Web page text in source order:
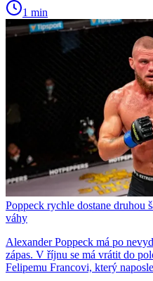
1 min
Poppeck rychle dostane druhou
váhy
Alexander Poppeck má po
zápas. V říjnu se má vrátit do
Felipemu Francovi, který